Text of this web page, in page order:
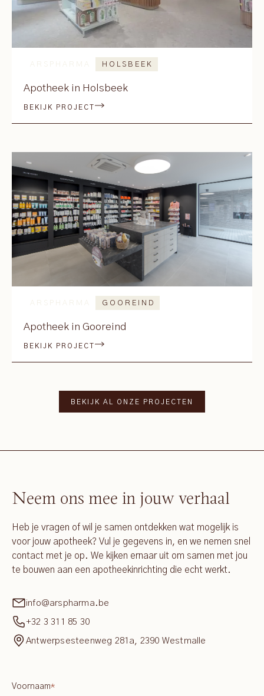
ARSPHARMA HOLSBEEK
Apotheek in Holsbeek
BEKIJK PROJECT
ARSPHARMA GOOREIND
Apotheek in Gooreind
BEKIJK PROJECT
BEKIJK AL ONZE PROJECTEN
Neem ons mee in jouw verhaal
Heb je vragen of wil je samen ontdekken wat mogelijk is
voor jouw apotheek? Vul je gegevens in, en we nemen snel
contact met je op. We kijken ernaar uit om samen met jou
te bouwen aan een apotheekinrichting die echt werkt.
info@arspharma.be
+32 3 311 85 30
Antwerpsesteenweg 281a, 2390 Westmalle
Voornaam*